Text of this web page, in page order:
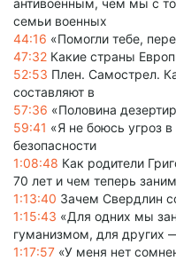
антивоенным, чем мы с
семьи военных
44:16 «Помогли тебе,
47:32 Какие страны
52:53 Плен. Самострел.
составляют в
57:36 «Половина
59:41 «Я не боюсь угроз
безопасности
1:08:48 Как родители
70 лет и чем теперь
1:13:40 Зачем Свердлин
1:15:43 «Для одних мы
гуманизмом, для других
1:17:57 «У меня нет